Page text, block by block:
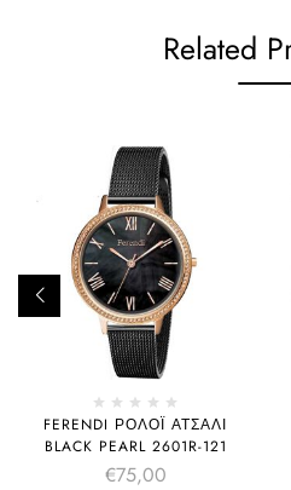
Related
FERENDI ΡΟΛΌΙ ΑΤΣΆΛΙ
BLACK PEARL 2601R-121
€75,00